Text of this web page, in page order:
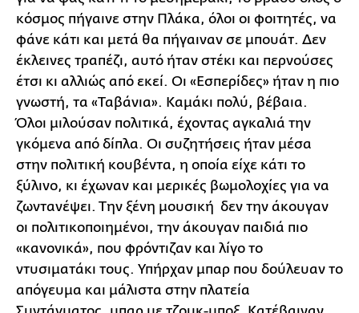
κόσμος πήγαινε στην Πλάκα, όλοι οι φοιτητές, να
φάνε κάτι και μετά θα πήγαιναν σε μπουάτ. Δεν
έκλεινες τραπέζι, αυτό ήταν στέκι και περνούσες
έτσι κι αλλιώς από εκεί. Οι «Εσπερίδες» ήταν η πιο
γνωστή, τα «Ταβάνια». Καμάκι πολύ, βέβαια.
Όλοι μιλούσαν πολιτικά, έχοντας αγκαλιά την
γκόμενα από δίπλα. Οι συζητήσεις ήταν μέσα
στην πολιτική κουβέντα, η οποία είχε κάτι το
ξύλινο, κι έχωναν και μερικές βωμολοχίες για να
ζωντανέψει. Την ξένη μουσική δεν την άκουγαν
οι πολιτικοποιημένοι, την άκουγαν παιδιά πιο
«κανονικά», που φρόντιζαν και λίγο το
ντυσιματάκι τους. Υπήρχαν μπαρ που δούλευαν το
απόγευμα και μάλιστα στην πλατεία